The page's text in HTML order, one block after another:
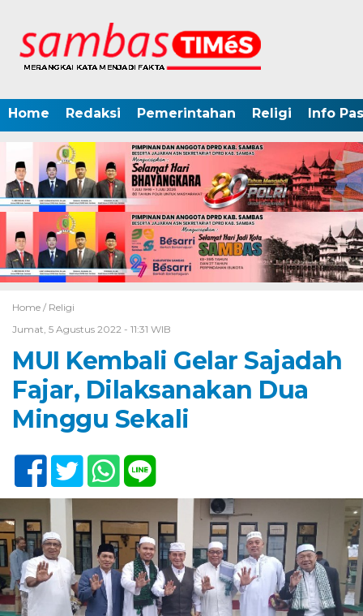
Home Redaksi Pemerintahan Religi Info
Home / Religi
Jumat, 5 Agustus 2022 - 11:31 WIB
MUI Kembali Gelar Sajadah
Fajar, Dilaksanakan Dua
Minggu Sekali